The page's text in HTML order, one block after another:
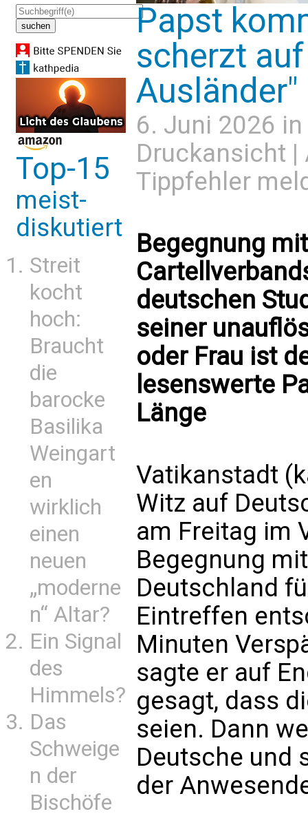
Top-15
meist-
diskutiert
Streit
kocht
hoch:
Braucht
die
barocke
Basilika
Weingart
en
wirklich
einen
neuen
„moderne
n“ Altar?
Ein Signal
des
Himmels?
Das
Schweige
n der
Bischöfe
Papst
scherzt
Ausländer"
6. Juni 2026 in
Druckansicht |
Tippfehler
Begegnung
deutschen
seiner
oder Frau ist
lesenswerte
Länge
Vatikanstadt
Witz auf
am Freitag im
Begegnung
Deutschland
Eintreffen
Minuten
sagte er auf
gesagt, dass
seien. Dann
Deutsche und
der